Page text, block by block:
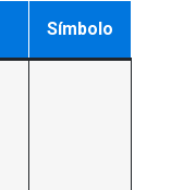
Símbolo